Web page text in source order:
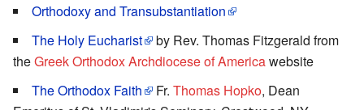
Orthodoxy and Transubstantiation
The Holy Eucharist
by Rev. Thomas Fitzgerald from
theGreek Orthodox Archdiocese of Americawebsite
The Orthodox Faith
Fr. Thomas Hopko, Dean